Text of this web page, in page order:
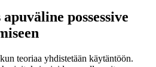
possessive
teoriaa yhdistetään käytäntöön.